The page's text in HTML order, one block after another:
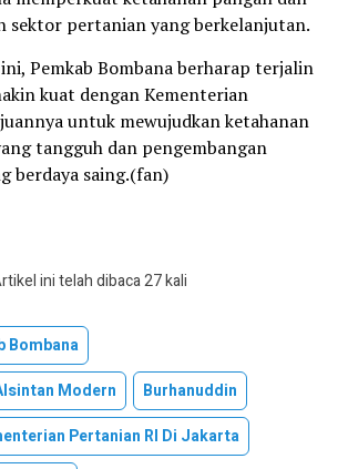
sektor pertanian yang berkelanjutan.
Pemkab Bombana berharap terjalin
kuat dengan Kementerian
untuk mewujudkan ketahanan
tangguh dan pengembangan
berdaya saing.(fan)
ini telah dibaca 27 kali
Bombana
Modern
Burhanuddin
Pertanian RI Di Jakarta